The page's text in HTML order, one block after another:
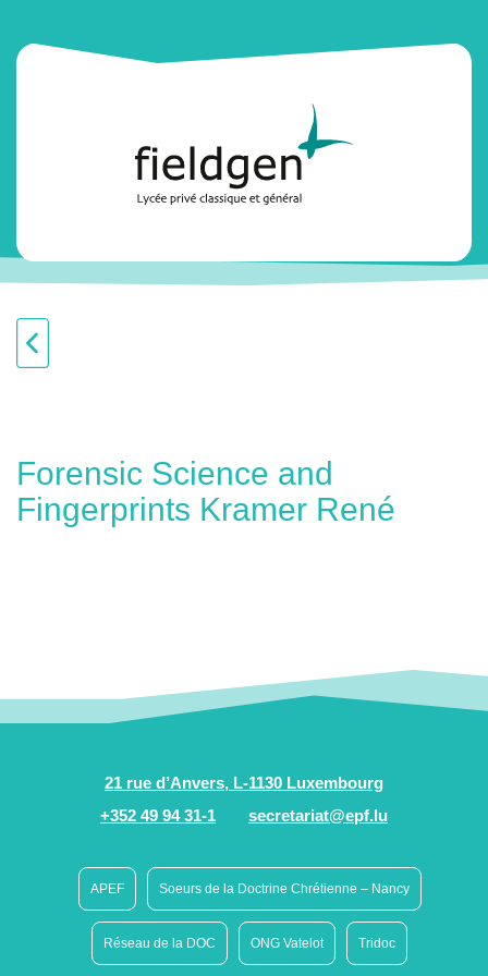
Forensic Science and
Fingerprints Kramer René
21 rue d’Anvers, L-1130 Luxembourg
+352 49 94 31-1
secretariat@epf.lu
APEF Soeurs de la Doctrine Chrétienne – Nancy
Réseau de la DOC ONG Vatelot Tridoc